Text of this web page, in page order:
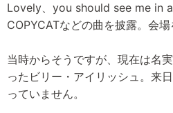
Lovely、you should see me in
COPYCATなどの曲を披露。会場
当時からそうですが、現在は名
ったビリー・アイリッシュ。来
っていません。